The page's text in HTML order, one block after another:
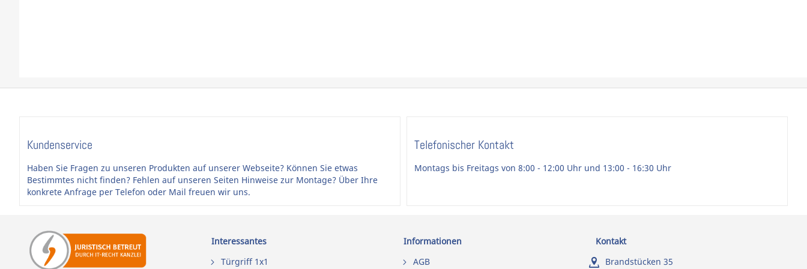
Kundenservice
Haben Sie Fragen zu unseren Produkten auf unserer Webseite? Können Sie etwas
Bestimmtes nicht finden? Fehlen auf unseren Seiten Hinweise zur Montage? Über Ihre
konkrete Anfrage per Telefon oder Mail freuen wir uns.
Telefonischer Kontakt
Montags bis Freitags von 8:00 - 12:00 Uhr und 13:00 - 16:30 Uhr
Interessantes
Türgriff 1x1
Informationen
AGB
Kontakt
Brandstücken 35